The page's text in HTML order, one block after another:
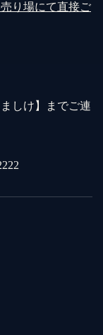
り場にて直接ご
しけ】までご連